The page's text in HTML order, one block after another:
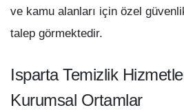
ve kamu alanları için özel
talep görmektedir.
Isparta Temizlik
Kurumsal Ortamlar